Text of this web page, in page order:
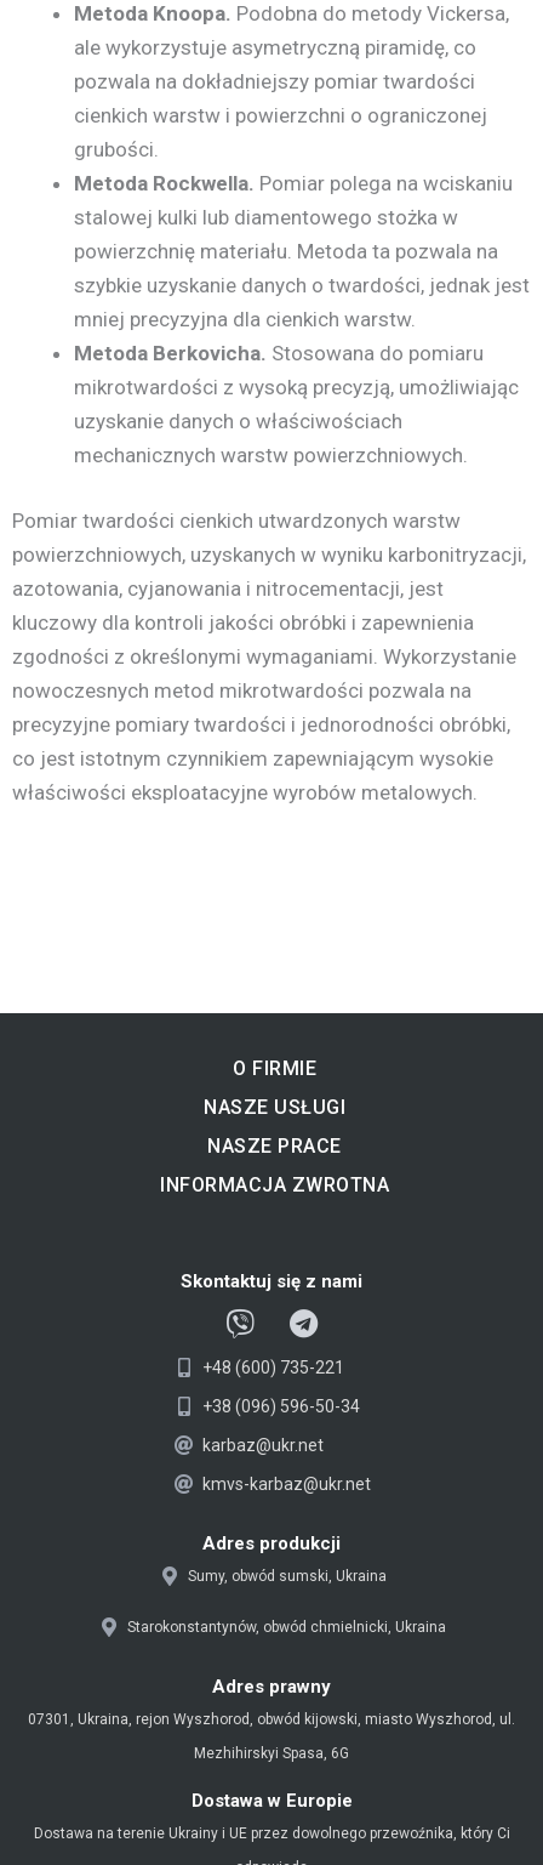
Metoda Knoopa. Podobna do metody Vickersa,
ale wykorzystuje asymetryczną piramidę, co
pozwala na dokładniejszy pomiar twardości
cienkich warstw i powierzchni o ograniczonej
grubości.
Metoda Rockwella. Pomiar polega na wciskaniu
stalowej kulki lub diamentowego stożka w
powierzchnię materiału. Metoda ta pozwala na
szybkie uzyskanie danych o twardości, jednak jest
mniej precyzyjna dla cienkich warstw.
Metoda Berkovicha. Stosowana do pomiaru
mikrotwardości z wysoką precyzją, umożliwiając
uzyskanie danych o właściwościach
mechanicznych warstw powierzchniowych.
Pomiar twardości cienkich utwardzonych warstw
powierzchniowych, uzyskanych w wyniku karbonitryzacji,
azotowania, cyjanowania i nitrocementacji, jest
kluczowy dla kontroli jakości obróbki i zapewnienia
zgodności z określonymi wymaganiami. Wykorzystanie
nowoczesnych metod mikrotwardości pozwala na
precyzyjne pomiary twardości i jednorodności obróbki,
co jest istotnym czynnikiem zapewniającym wysokie
właściwości eksploatacyjne wyrobów metalowych.
O FIRMIE
NASZE USŁUGI
NASZE PRACE
INFORMACJA ZWROTNA
Skontaktuj się z nami
V
i
b
e
r
T
l
e
g
a
+48 (600) 735-221
+38 (096) 596-50-34
karbaz@ukr.net
kmvs-karbaz@ukr.net
Adres produkcji
Sumy, obwód sumski, Ukraina
Starokonstantynów, obwód chmielnicki, Ukraina
Adres prawny
07301, Ukraina, rejon Wyszhorod, obwód kijowski, miasto Wyszhorod, ul.
Mezhihirskyi Spasa, 6G
Dostawa w Europie
Dostawa na terenie Ukrainy i UE przez dowolnego przewoźnika, który Ci